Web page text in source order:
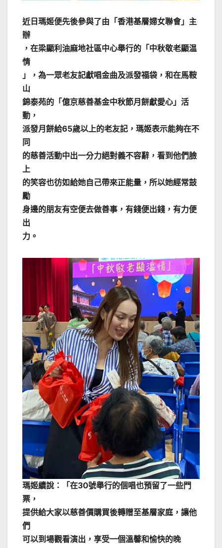
近日瑪姬便先後參與了由「香港基層婦女聯會」主
辦
，在梁顯利油麻地社區中心舉行的「中秋敬老顯温
情
」，為一眾老友記獻唱金曲及派發福袋，和在馬鞍
山
錦泰苑的「億京慈善基金中秋節月餅獻愛心」活
動，
派發月餅給65歲以上的老友記，瑪姬表示能夠在不
同
的慈善活動中出一分力絕對義不容辭，看到他們臉
上
的笑容也彷如給她自己帶來正能量，所以她經常鼓
勵
身邊的朋友有空便去做善事，有錢便出錢，有力便
出
力。
瑪姬續說：「在30號舉行的個唱也預留了一些門
票，
提供給大家以慈善價購買後轉贈至基層家庭，讓他
們
可以到場觀看演出，享受一個溫馨和愉快的晚